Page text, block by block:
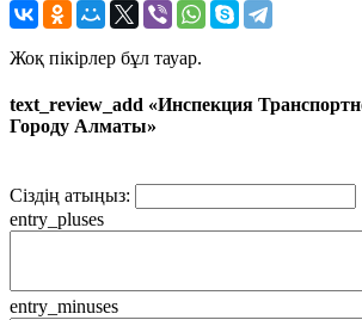
Жоқ пікірлер бұл тауар.
text_review_add «Инспекция
Городу Алматы»
Сіздің атыңыз:
entry_pluses
entry_minuses